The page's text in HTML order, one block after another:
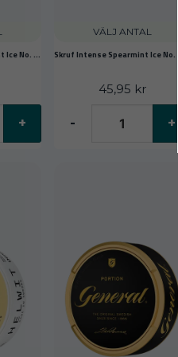
Skruf Intense Peppermint Ice No. 005
+
VÄLJ ANTAL
45,95 kr
- +